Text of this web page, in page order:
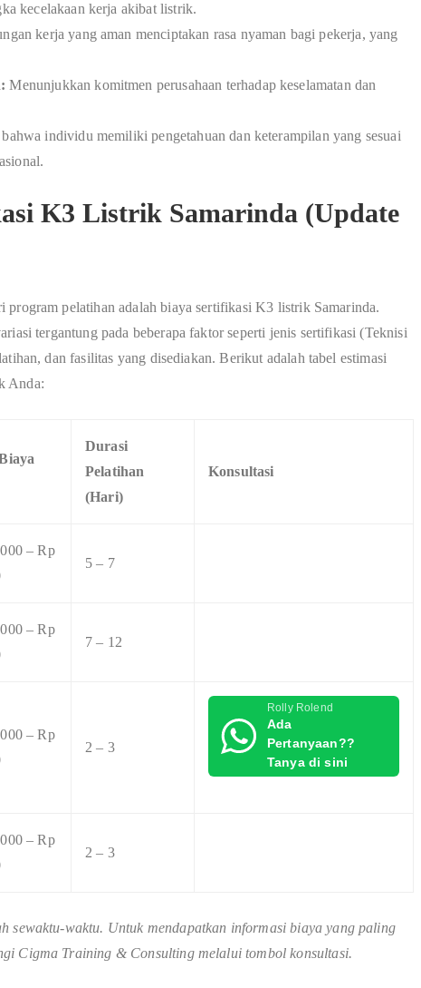
kecelakaan kerja akibat listrik.
kerja yang aman menciptakan rasa nyaman bagi pekerja, yang
Menunjukkan komitmen perusahaan terhadap keselamatan dan
individu memiliki pengetahuan dan keterampilan yang sesuai
K3 Listrik Samarinda (Update
program pelatihan adalah biaya sertifikasi K3 listrik Samarinda.
tergantung pada beberapa faktor seperti jenis sertifikasi (Teknisi
dan fasilitas yang disediakan. Berikut adalah tabel estimasi
Anda:
Durasi
Pelatihan
(Hari)
Konsultasi
– Rp
5 – 7
– Rp
7 – 12
– Rp
2 – 3
Rolly Rolend
Ada
Pertanyaan??
Tanya di sini
– Rp
2 – 3
sewaktu-waktu. Untuk mendapatkan informasi biaya yang paling
Cigma Training & Consulting melalui tombol konsultasi.